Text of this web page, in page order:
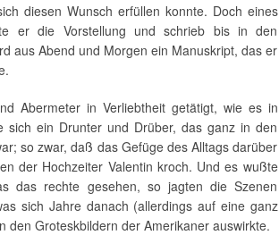
diesen Wunsch erfüllen konnte. Doch eines
er die Vorstellung und schrieb bis in den
aus Abend und Morgen ein Manuskript, das er
Abermeter in Verliebtheit getätigt, wie es in
sich ein Drunter und Drüber, das ganz in den
so zwar, daß das Gefüge des Alltags darüber
der Hochzeiter Valentin kroch. Und es wußte
das rechte gesehen, so jagten die Szenen
sich Jahre danach (allerdings auf eine ganz
den Groteskbildern der Amerikaner auswirkte.